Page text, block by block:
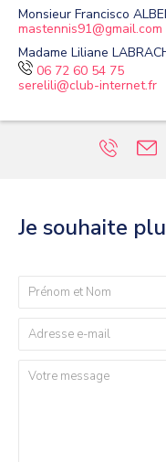
Monsieur Francisco
mastennis91@gmail.com
Madame Liliane
06 72 60 54 75
serelili@club-internet.fr
Je souhaite